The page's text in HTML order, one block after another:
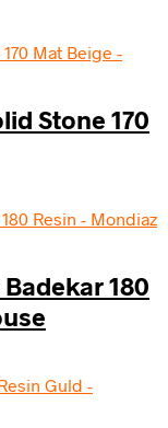
Stone 170
180